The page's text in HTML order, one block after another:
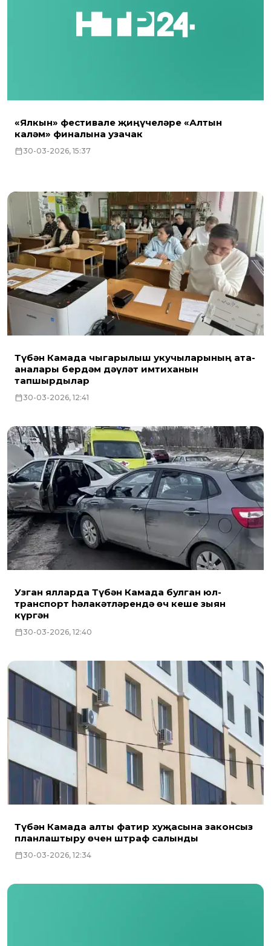
«Ялкын» фестивале җиңүчеләре «Алтын
каләм» финалына узачак
30-03-2026, 15:37
Түбән Камада чыгарылыш укучыларының ата-
аналары бердәм дәүләт имтиханын
тапшырдылар
30-03-2026, 12:41
Узган ялларда Түбән Камада булган юл-
транспорт һәлакәтләрендә өч кеше зыян
күргән
30-03-2026, 12:40
Түбән Камада алты фатир хуҗасына законсыз
планлаштыру өчен штраф салынды
30-03-2026, 12:34